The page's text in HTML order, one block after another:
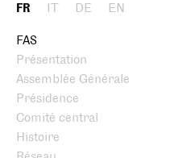
FR IT DE EN
FAS
Présentation
Assemblée Générale
Présidence
Comité central
Histoire